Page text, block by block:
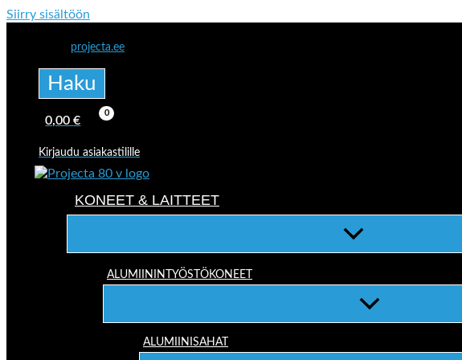
Siirry sisältöön
projecta.ee
Haku
0,00€
Kirjaudu asiakastilille
KONEET & LAITTEET
ALUMIININTYÖSTÖKONEET
ALUMIINISAHAT